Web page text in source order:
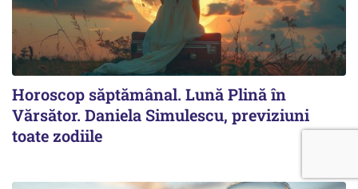
Horoscop săptămânal. Lună Plină în
Vărsător. Daniela Simulescu, previziuni
toate zodiile